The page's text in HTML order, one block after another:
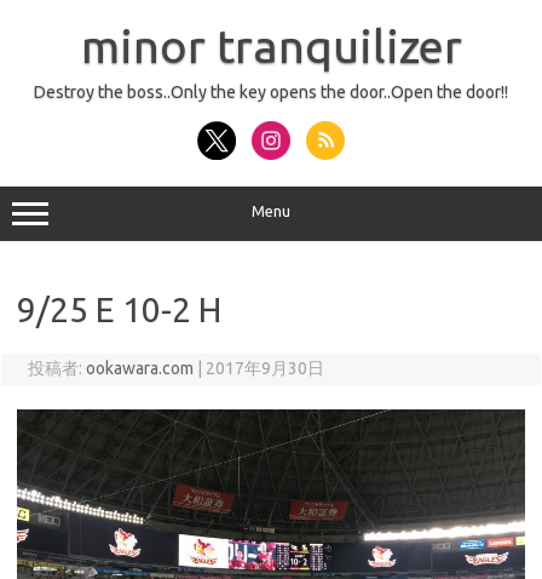
minor tranquilizer
Destroy the boss..Only the key opens the door..Open the door!!
Menu
9/25 E 10-2 H
投稿者: ookawara.com 2017年9月30日